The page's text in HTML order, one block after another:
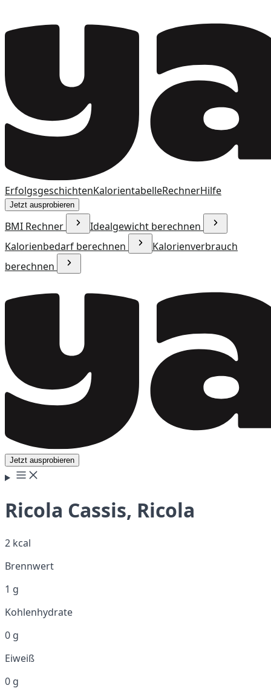
ErfolgsgeschichtenKalorientabelleRechnerHilfe
Jetzt ausprobieren
BMI Rechner
Idealgewicht berechnen
Kalorienbedarf berechnen
Kalorienverbrauch
berechnen
Jetzt ausprobieren
Ricola Cassis, Ricola
2 kcal
Brennwert
1 g
Kohlenhydrate
0 g
Eiweiß
0 g